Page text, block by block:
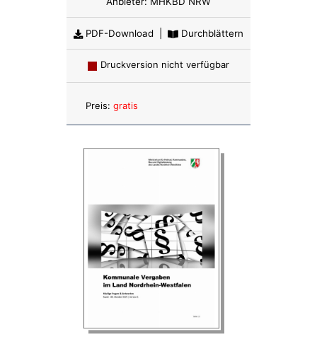
PDF-Download Durchblättern
Druckversion nicht verfügbar
Preis: gratis